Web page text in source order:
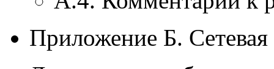
Приложение Б. Сетевая